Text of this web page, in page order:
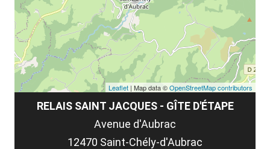
RELAIS SAINT JACQUES - GÎTE D'ÉTAPE
Avenue d'Aubrac
12470 Saint-Chély-d'Aubrac
Leaflet | Map data ©OpenStreetMap contributors